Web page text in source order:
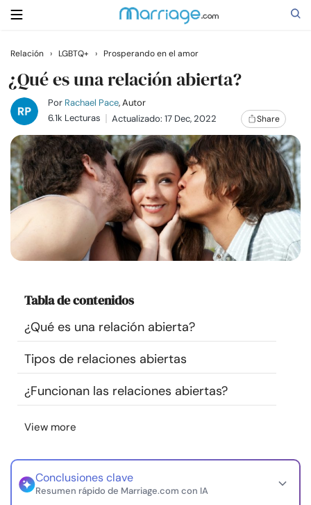
Buscar
Casarse
Relaciones
Familia
Ayuda
Recursos
Comunidad
Encuentra un terapeuta
Relación › LGBTQ+ › Prosperando en el amor
¿Qué es una relación abierta?
Por Rachael Pace, Autor
6.1k Lecturas
Actualizado: 17 Dec, 2022 Share
Tabla de contenidos
¿Qué es una relación abierta?
Tipos de relaciones abiertas
¿Funcionan las relaciones abiertas?
View more
Conclusiones clave
Resumen rápido de Marriage.com con IA